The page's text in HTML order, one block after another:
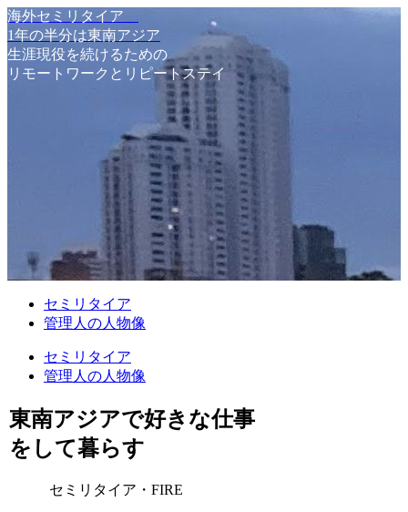
海外セミリタイア
1年の半分は東南アジア
生涯現役を続けるための
リモートワークとリピートステイ
セミリタイア
管理人の人物像
セミリタイア
管理人の人物像
東南アジアで好きな仕事
をして暮らす
セミリタイア・FIRE